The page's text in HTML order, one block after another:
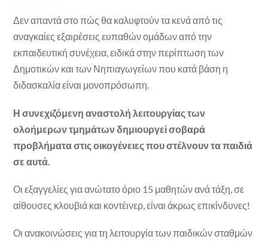
Δεν απαντά στο πώς θα καλυφτούν τα κενά από τις
αναγκαίες εξαιρέσεις ευπαθών ομάδων από την
εκπαιδευτική συνέχεια, ειδικά στην περίπτωση των
Δημοτικών και των Νηπιαγωγείων που κατά βάση η
διδασκαλία είναι μονοπρόσωπη.
Η συνεχιζόμενη αναστολή λειτουργίας των
ολοήμερων τμημάτων δημιουργεί σοβαρά
προβλήματα στις οικογένειες που στέλνουν τα παιδιά
σε αυτά.
Οι εξαγγελίες για ανώτατο όριο 15 μαθητών ανά τάξη, σε
αίθουσες κλουβιά και κοντέινερ, είναι άκρως επικίνδυνες!
Οι ανακοινώσεις για τη λειτουργία των παιδικών σταθμών